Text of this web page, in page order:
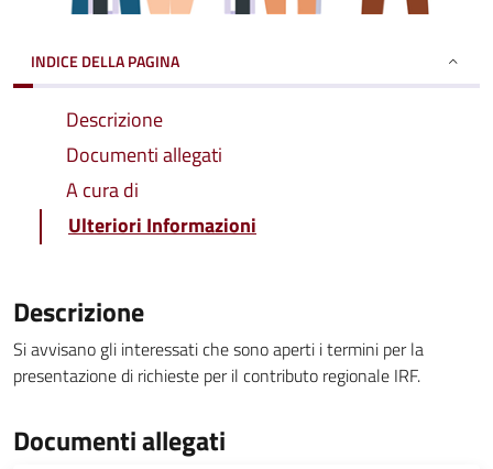
INDICE DELLA PAGINA
Descrizione
Documenti allegati
A cura di
Ulteriori Informazioni
Descrizione
Si avvisano gli interessati che sono aperti i termini per la
presentazione di richieste per il contributo regionale IRF.
Documenti allegati